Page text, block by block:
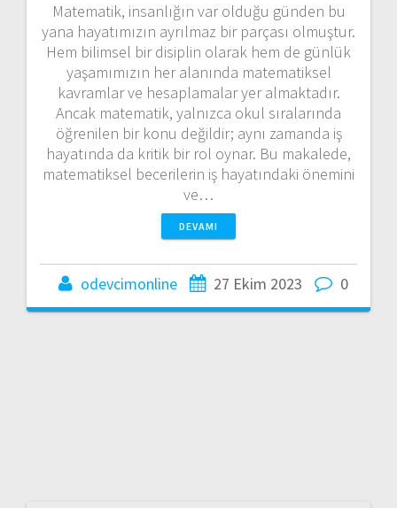
Matematik, insanlığın var olduğu günden bu
yana hayatımızın ayrılmaz bir parçası olmuştur.
Hem bilimsel bir disiplin olarak hem de günlük
yaşamımızın her alanında matematiksel
kavramlar ve hesaplamalar yer almaktadır.
Ancak matematik, yalnızca okul sıralarında
öğrenilen bir konu değildir; aynı zamanda iş
hayatında da kritik bir rol oynar. Bu makalede,
matematiksel becerilerin iş hayatındaki önemini
ve…
DEVAMI
odevcimonline 27 Ekim 2023 0